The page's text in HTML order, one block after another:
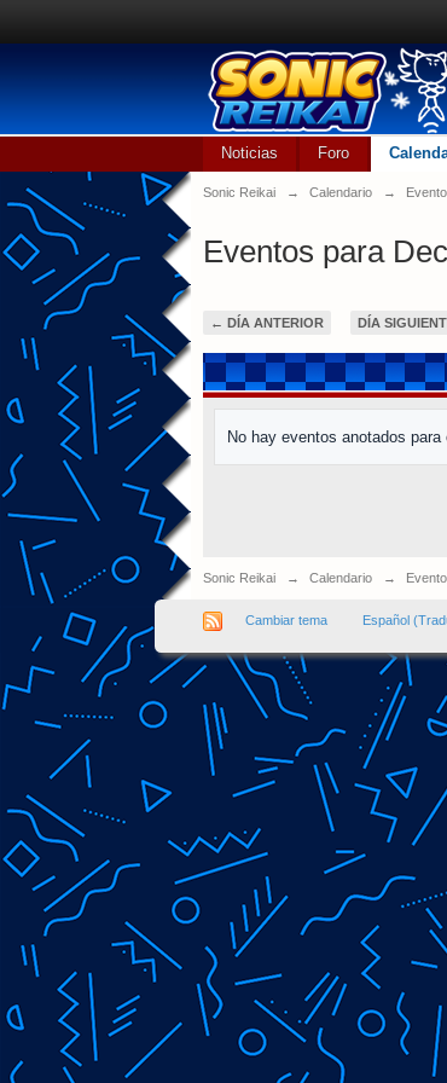
Noticias Foro
Sonic Reikai → Calendario →
Eventos para
← DÍA ANTERIOR DÍA
No hay eventos anotados para
Sonic Reikai → Calendario →
Cambiar tema Español